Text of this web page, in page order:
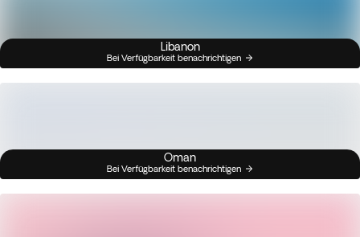
Libanon
Bei Verfügbarkeit benachrichtigen
Oman
Bei Verfügbarkeit benachrichtigen